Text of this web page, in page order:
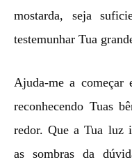
mostarda, seja
testemunhar Tua
Ajuda-me a começar
reconhecendo Tuas
redor. Que a Tua luz
as sombras da